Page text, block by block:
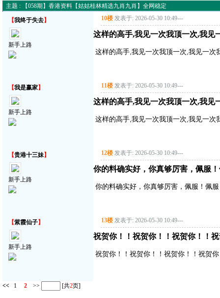
主题 : 【058期】香港资料【姑姑桂林精选九肖九肖】全网稳定
【我终于失去】
新手上路
10楼 发表于: 2026-05-30 10:49---
这样的高手,我见一次我顶一次,我见
这样的高手,我见一次我顶一次,我见一次
【我是赢家】
新手上路
11楼 发表于: 2026-05-30 10:49---
这样的高手,我见一次我顶一次,我见
这样的高手,我见一次我顶一次,我见一次
【贵港十三妹】
新手上路
12楼 发表于: 2026-05-30 10:49---
你的料确实好，你真够厉害，佩服
你的料确实好，你真够厉害，佩服！佩
【紫霞仙子】
新手上路
13楼 发表于: 2026-05-30 10:49---
祝贺你！！祝贺你！！祝贺你！！
祝贺你！！祝贺你！！祝贺你！！祝贺
<< 1 2 >> [共2页]